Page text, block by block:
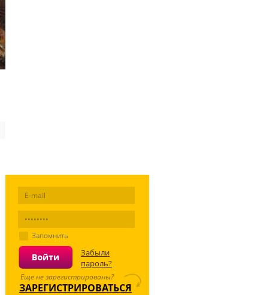
Запомнить
Забыли
пароль?
Еще не зарегистрированы?
ЗАРЕГИСТРИРОВАТЬСЯ